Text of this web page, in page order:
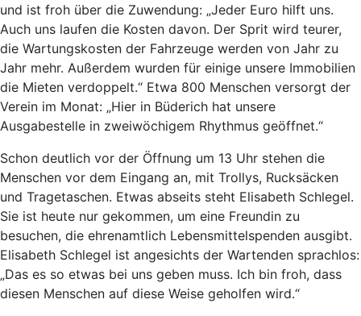
und ist froh über die Zuwendung: „Jeder Euro hilft uns.
Auch uns laufen die Kosten davon. Der Sprit wird teurer,
die Wartungskosten der Fahrzeuge werden von Jahr zu
Jahr mehr. Außerdem wurden für einige unsere Immobilien
die Mieten verdoppelt.“ Etwa 800 Menschen versorgt der
Verein im Monat: „Hier in Büderich hat unsere
Ausgabestelle in zweiwöchigem Rhythmus geöffnet.“
Schon deutlich vor der Öffnung um 13 Uhr stehen die
Menschen vor dem Eingang an, mit Trollys, Rucksäcken
und Tragetaschen. Etwas abseits steht Elisabeth Schlegel.
Sie ist heute nur gekommen, um eine Freundin zu
besuchen, die ehrenamtlich Lebensmittelspenden ausgibt.
Elisabeth Schlegel ist angesichts der Wartenden sprachlos:
„Das es so etwas bei uns geben muss. Ich bin froh, dass
diesen Menschen auf diese Weise geholfen wird.“